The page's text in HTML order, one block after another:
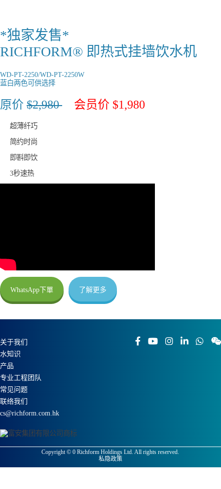
*独家发售*
RICHFORM® 即热式挂墙饮水机
WD-PT-2250/WD-PT-2250W
蓝白两色可供选择
原价 $2,980 会员价 $1,980
超薄纤巧
简约时尚
即斟即饮
3秒速热
WhatsApp下單 了解更多
关于我们
水知识
产品
专业工程团队
常见问题
联络我们
cs@richform.com.hk
Copyright ©0 Richform Holdings Ltd. All rights reserved.
私隐政策